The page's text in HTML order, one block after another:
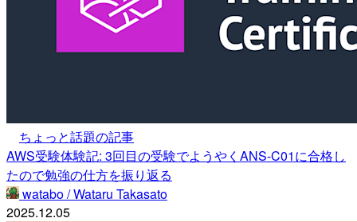
ちょっと話題の記事
AWS受験体験記: 3回目の受験でようやくANS-C01に合格し
たので勉強の仕方を振り返る
watabo / Wataru Takasato
2025.12.05